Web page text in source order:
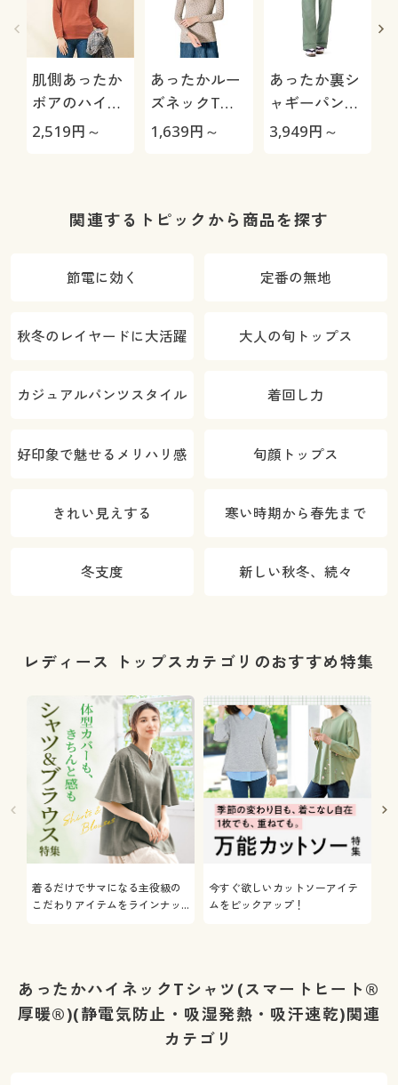
肌側あったか
ボアのハイネ
ック長袖カッ
2,519円～
あったかルー
ズネックTシ
ャツ(スマート
速乾)
1,639円～
あったか裏シ
ャギーパンツ
(防寒パンツ・
い・人気商
対策)
3,949円～
関連するトピックから商品を探す
節電に効く 定番の無地
秋冬のレイヤードに大活躍 大人の旬トップス
カジュアルパンツスタイル 着回し力
好印象で魅せるメリハリ感 旬顔トップス
きれい見えする 寒い時期から春先まで
冬支度 新しい秋冬、続々
レディース トップスカテゴリのおすすめ特集
着るだけでサマになる主役級の
こだわりアイテムをラインナッ
今すぐ欲しいカットソーアイテ
ムをピックアップ！
あったかハイネックTシャツ(スマートヒート®
厚暖®)(静電気防止・吸湿発熱・吸汗速乾)関連
カテゴリ